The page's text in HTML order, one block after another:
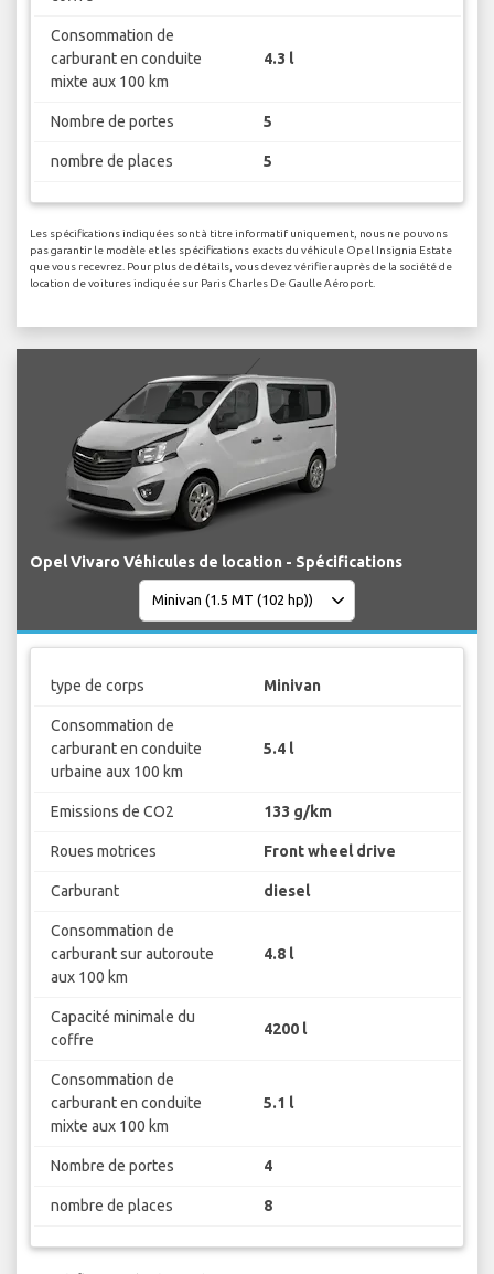
Consommation de
carburant en conduite
mixte aux 100 km
4.3 l
Nombre de portes 5
nombre de places 5
Les spécifications indiquées sont à titre informatif uniquement, nous ne pouvons
pas garantir le modèle et les spécifications exacts du véhicule Opel Insignia Estate
que vous recevrez. Pour plus de détails, vous devez vérifier auprès de la société de
location de voitures indiquée sur Paris Charles De Gaulle Aéroport.
Opel Vivaro Véhicules de location - Spécifications
type de corps Minivan
Consommation de
carburant en conduite
urbaine aux 100 km
5.4 l
Emissions de CO2 133 g/km
Roues motrices Front wheel drive
Carburant diesel
Consommation de
carburant sur autoroute
aux 100 km
4.8 l
Capacité minimale du
coffre
4200 l
Consommation de
carburant en conduite
mixte aux 100 km
5.1 l
Nombre de portes 4
nombre de places 8